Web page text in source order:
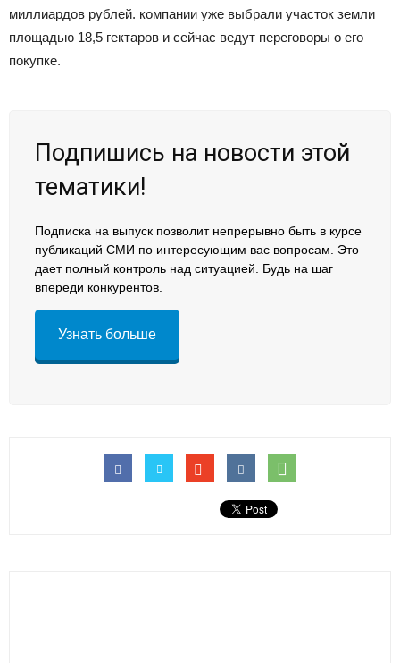
миллиардов рублей. компании уже выбрали участок земли
площадью 18,5 гектаров и сейчас ведут переговоры о его
покупке.
Подпишись на новости этой
тематики!
Подписка на выпуск позволит непрерывно быть в курсе
публикаций СМИ по интересующим вас вопросам. Это
дает полный контроль над ситуацией. Будь на шаг
впереди конкурентов.
Узнать больше